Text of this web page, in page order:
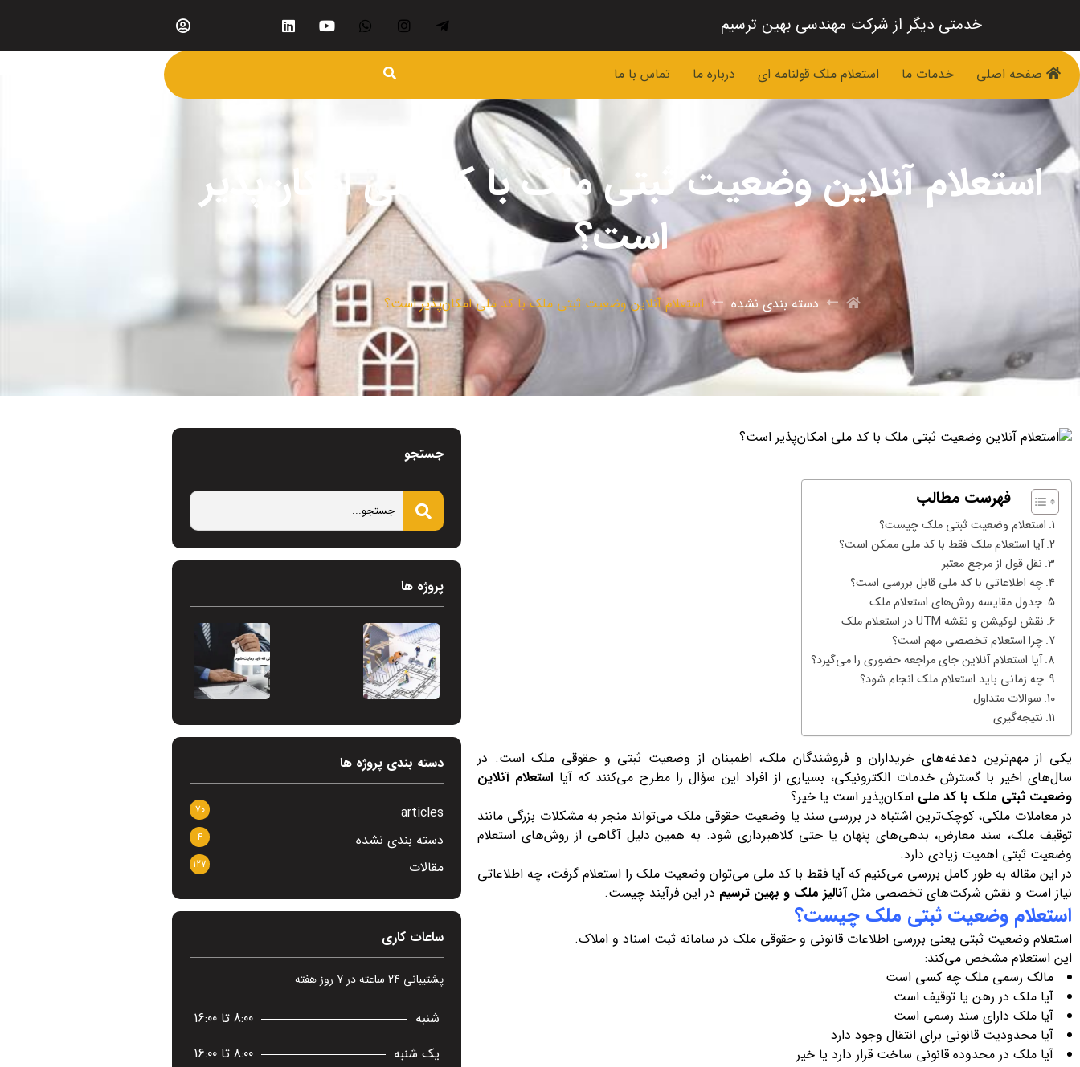
خدمتی دیگر از شرکت مهندسی بهین ترسیم
صفحه اصلی خدمات ما استعلام ملک قولنامه ای درباره ما تماس با ما
استعلام آنلاین وضعیت ثبتی ملک با کد ملی امکان‌پذیر
است؟
دسته بندی نشده استعلام آنلاین وضعیت ثبتی ملک با کد ملی امکان‌پذیر است؟
فهرست مطالب
استعلام وضعیت ثبتی ملک چیست؟
آیا استعلام ملک فقط با کد ملی ممکن است؟
نقل قول از مرجع معتبر
چه اطلاعاتی با کد ملی قابل بررسی است؟
جدول مقایسه روش‌های استعلام ملک
نقش لوکیشن و نقشه UTM در استعلام ملک
چرا استعلام تخصصی مهم است؟
آیا استعلام آنلاین جای مراجعه حضوری را می‌گیرد؟
چه زمانی باید استعلام ملک انجام شود؟
سوالات متداول
نتیجه‌گیری
یکی از مهم‌ترین دغدغه‌های خریداران و فروشندگان ملک، اطمینان از وضعیت ثبتی و حقوقی ملک است. در
سال‌های اخیر با گسترش خدمات الکترونیکی، بسیاری از افراد این سؤال را مطرح می‌کنند که آیا استعلام آنلاین
وضعیت ثبتی ملک با کد ملی امکان‌پذیر است یا خیر؟
در معاملات ملکی، کوچک‌ترین اشتباه در بررسی سند یا وضعیت حقوقی ملک می‌تواند منجر به مشکلات بزرگی مانند
توقیف ملک، سند معارض، بدهی‌های پنهان یا حتی کلاهبرداری شود. به همین دلیل آگاهی از روش‌های استعلام
وضعیت ثبتی اهمیت زیادی دارد.
در این مقاله به طور کامل بررسی می‌کنیم که آیا فقط با کد ملی می‌توان وضعیت ملک را استعلام گرفت، چه اطلاعاتی
نیاز است و نقش شرکت‌های تخصصی مثلآنالیز ملک و بهین ترسیم در این فرآیند چیست.
استعلام وضعیت ثبتی ملک چیست؟
استعلام وضعیت ثبتی یعنی بررسی اطلاعات قانونی و حقوقی ملک در سامانه ثبت اسناد و املاک.
این استعلام مشخص می‌کند:
مالک رسمی ملک چه کسی است
آیا ملک در رهن یا توقیف است
آیا ملک دارای سند رسمی است
آیا محدودیت قانونی برای انتقال وجود دارد
آیا ملک در محدوده قانونی ساخت قرار دارد یا خیر
جستجو
پروژه ها
دسته بندی پروژه ها
articles
70
دسته بندی نشده 4
مقالات 127
ساعات کاری
پشتیبانی 24 ساعته در 7 روز هفته
شنبه
8:00 تا 16:00
یک شنبه
8:00 تا 16:00